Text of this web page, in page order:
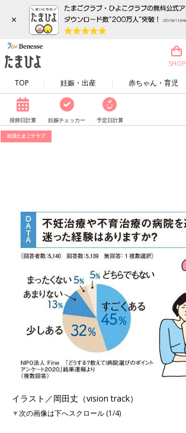
×
TOP 妊娠・出産 赤ちゃん・育児
SHOP
排卵日計算 妊娠チェッカー 予定日計算
妊活たまごクラブ
イラスト／岡田丈（vision track）
▼次の画像は下へスクロール (1/4)